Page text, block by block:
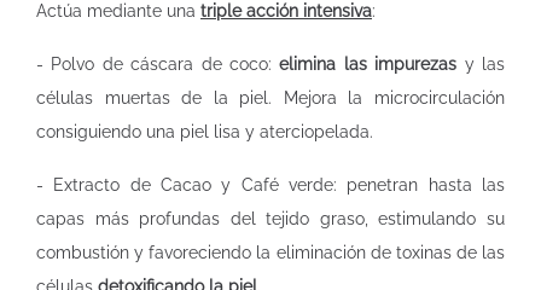
Actúa mediante una triple acción intensiva:
- Polvo de cáscara de coco:elimina las impurezas y las
células muertas de la piel. Mejora la microcirculación
consiguiendo una piel lisa y aterciopelada.
- Extracto de Cacao y Café verde: penetran hasta las
capas más profundas del tejido graso, estimulando su
combustión y favoreciendo la eliminación de toxinas de las